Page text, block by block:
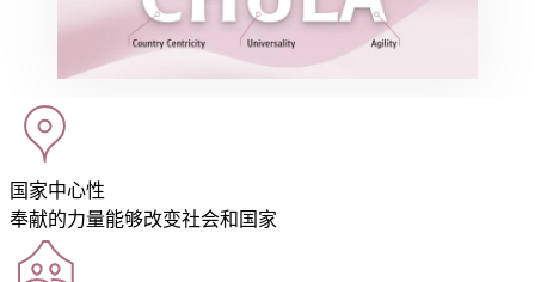
国家中心性
奉献的力量能够改变社会和国家